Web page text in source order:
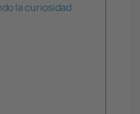
la curiosidad